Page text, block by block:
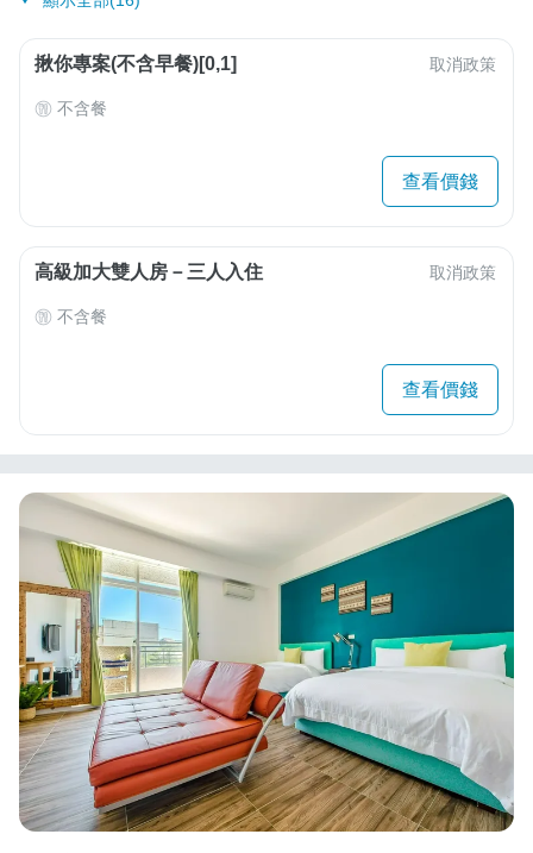
揪你專案(不含早餐)[0,1] 取消政策
不含餐
查看價錢
高級加大雙人房－三人入住 取消政策
不含餐
查看價錢